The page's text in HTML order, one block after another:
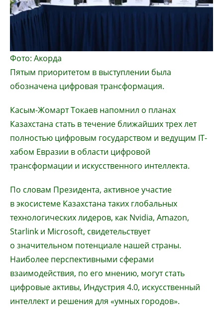
Фото: Акорда
Пятым приоритетом в выступлении была
обозначена цифровая трансформация.
Касым-Жомарт Токаев напомнил о планах
Казахстана стать в течение ближайших трех лет
полностью цифровым государством и ведущим IT-
хабом Евразии в области цифровой
трансформации и искусственного интеллекта.
По словам Президента, активное участие
в экосистеме Казахстана таких глобальных
технологических лидеров, как Nvidia, Amazon,
Starlink и Microsoft, свидетельствует
о значительном потенциале нашей страны.
Наиболее перспективными сферами
взаимодействия, по его мнению, могут стать
цифровые активы, Индустрия 4.0, искусственный
интеллект и решения для «умных городов».